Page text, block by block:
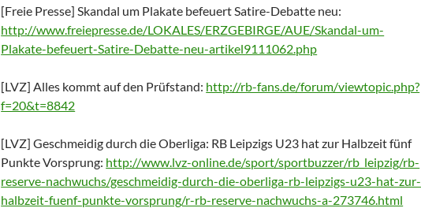
[Freie Presse] Skandal um Plakate befeuert Satire-Debatte neu:
http://www.freiepresse.de/LOKALES/ERZGEBIRGE/AUE/Skandal-um-
Plakate-befeuert-Satire-Debatte-neu-artikel9111062.php
[LVZ] Alles kommt auf den Prüfstand: http://rb-fans.de/forum/viewtopic.php?
f=20&t=8842
[LVZ] Geschmeidig durch die Oberliga: RB Leipzigs U23 hat zur Halbzeit fünf
Punkte Vorsprung: http://www.lvz-online.de/sport/sportbuzzer/rb_leipzig/rb-
reserve-nachwuchs/geschmeidig-durch-die-oberliga-rb-leipzigs-u23-hat-zur-
halbzeit-fuenf-punkte-vorsprung/r-rb-reserve-nachwuchs-a-273746.html